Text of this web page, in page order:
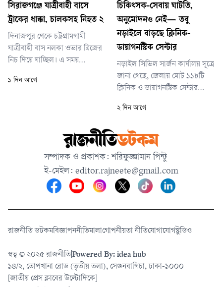
ঘটনাস্থলেই আব্দুর রহমানের মৃত্যু
হয়।
সিরাজগঞ্জে যাত্রীবাহী বাসে
ট্রাকের ধাক্কা, চালকসহ নিহত ২
দিনাজপুর থেকে চট্টগ্রামগামী
যাত্রীবাহী বাস নলকা ওভার ব্রিজের
নিচ দিয়ে যাচ্ছিল। এ সময়
পণ্যবাহী একটি ট্রাক বাসটিকে
১ দিন আগে
চিকিৎসক-সেবায় ঘাটতি,
অনুমোদনও নেই— তবু
নড়াইলে বাড়ছে ক্লিনিক-
ডায়াগনস্টিক সেন্টার
নড়াইল সিভিল সার্জন কার্যালয় সূত্রে
জানা গেছে, জেলায় মোট ১১৮টি
ক্লিনিক ও ডায়াগনস্টিক সেন্টার
আছে ৯০টি। বিভিন্ন অনিয়ম ও
২৮টির মধ্যে কিছু সিলগালা করা
হয়েছে, আর কিছু প্রতিষ্ঠান নিজেরাই
কার্যক্রম বন্ধ করে দিয়েছে।
২ দিন আগে
সম্পাদক ও প্রকাশক: শরিফুজ্জামান পিন্টু
ই-মেইল: editor.rajneete@gmail.com
রাজনীতি ডটকমবিজ্ঞাপননীতিমালাগোপনীয়তা নীতিযোগাযোগস্টুডিও
স্বত্ব © ২০২৫ রাজনীতিPowered By: idea hub
১৪/২, তোপখানা রোড (তৃতীয় তলা), সেগুনবাগিচা, ঢাকা-১০০০
[জাতীয় প্রেস ক্লাবের উল্টোদিকে]